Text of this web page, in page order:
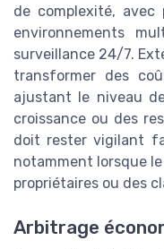
de complexité, avec
environnements
surveillance 24/7.
transformer des
ajustant le niveau
croissance ou des
doit rester vigilant
notamment lorsque
propriétaires ou des
Arbitrage